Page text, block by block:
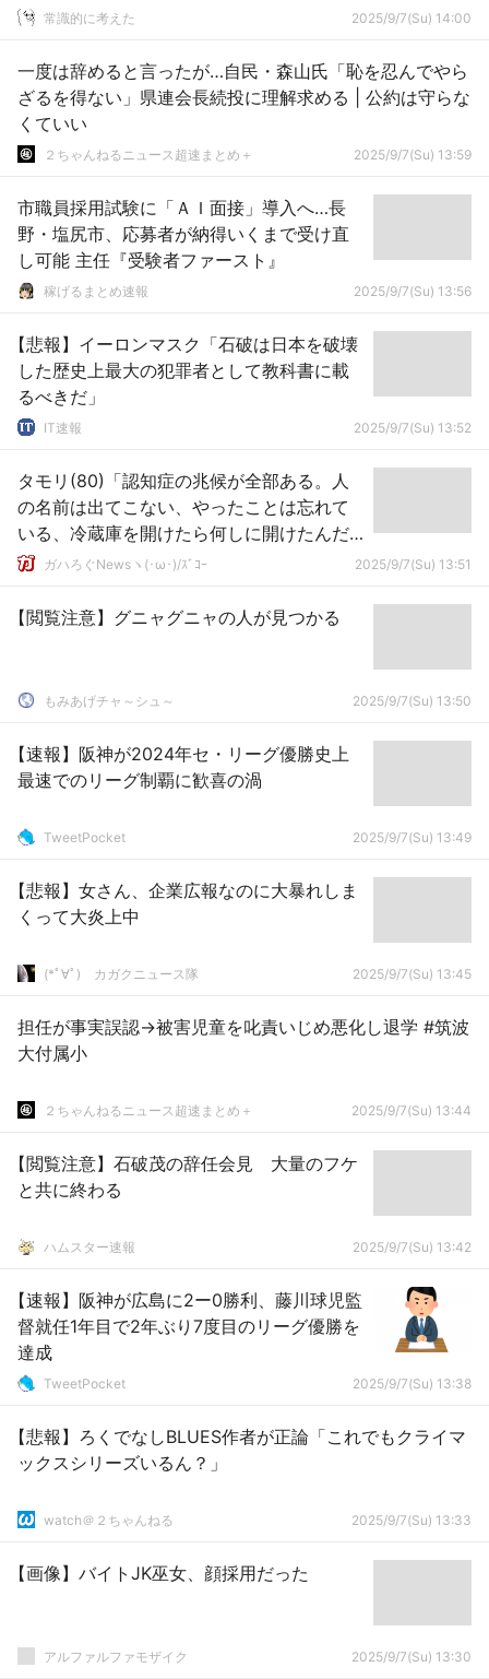
常識的に考えた 2025/9/7(Su) 14:00
一度は辞めると言ったが…自民・森山氏「恥を忍んでやら
ざるを得ない」県連会長続投に理解求める | 公約は守らな
くていい
２ちゃんねるニュース超速まとめ＋ 2025/9/7(Su) 13:59
市職員採用試験に「ＡＩ面接」導入へ…長
野・塩尻市、応募者が納得いくまで受け直
し可能 主任『受験者ファースト』
稼げるまとめ速報 2025/9/7(Su) 13:56
【悲報】イーロンマスク「石破は日本を破壊
した歴史上最大の犯罪者として教科書に載
るべきだ」
IT速報 2025/9/7(Su) 13:52
タモリ(80)「認知症の兆候が全部ある。人
の名前は出てこない、やったことは忘れて
いる、冷蔵庫を開けたら何しに開けたんだ
ろう？」
ガハろぐNewsヽ(･ω･)/ｽﾞｺｰ 2025/9/7(Su) 13:51
【閲覧注意】グニャグニャの人が見つかる
もみあげチャ～シュ～ 2025/9/7(Su) 13:50
【速報】阪神が2024年セ・リーグ優勝史上
最速でのリーグ制覇に歓喜の渦
TweetPocket 2025/9/7(Su) 13:49
【悲報】女さん、企業広報なのに大暴れしま
くって大炎上中
(*ﾟ∀ﾟ)ゞカガクニュース隊 2025/9/7(Su) 13:45
担任が事実誤認→被害児童を叱責いじめ悪化し退学 #筑波
大付属小
２ちゃんねるニュース超速まとめ＋ 2025/9/7(Su) 13:44
【閲覧注意】石破茂の辞任会見 大量のフケ
と共に終わる
ハムスター速報 2025/9/7(Su) 13:42
【速報】阪神が広島に2ー0勝利、藤川球児監
督就任1年目で2年ぶり7度目のリーグ優勝を
達成
TweetPocket 2025/9/7(Su) 13:38
【悲報】ろくでなしBLUES作者が正論「これでもクライマ
ックスシリーズいるん？」
watch＠２ちゃんねる 2025/9/7(Su) 13:33
【画像】バイトJK巫女、顔採用だった
アルファルファモザイク 2025/9/7(Su) 13:30